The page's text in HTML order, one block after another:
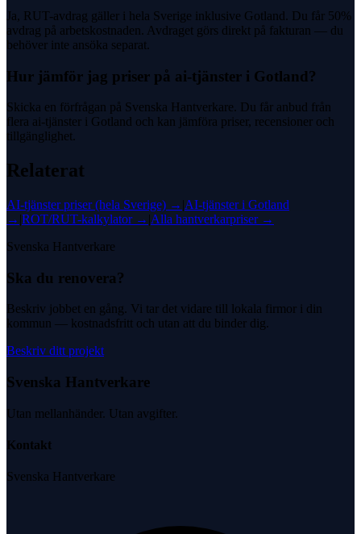
Ja, RUT-avdrag gäller i hela Sverige inklusive Gotland. Du får 50%
avdrag på arbetskostnaden. Avdraget görs direkt på fakturan — du
behöver inte ansöka separat.
Hur jämför jag priser på ai-tjänster i Gotland?
Skicka en förfrågan på Svenska Hantverkare. Du får anbud från
flera ai-tjänster i Gotland och kan jämföra priser, recensioner och
tillgänglighet.
Relaterat
AI-tjänsterpriser (hela Sverige) → |AI-tjänsteri Gotland
→ |ROT/RUT-kalkylator → |Alla hantverkarpriser →
Svenska Hantverkare
Ska du renovera?
Beskriv jobbet en gång. Vi tar det vidare till lokala firmor i din
kommun — kostnadsfritt och utan att du binder dig.
Beskriv ditt projekt
Svenska Hantverkare
Utan mellanhänder. Utan avgifter.
Kontakt
Svenska Hantverkare